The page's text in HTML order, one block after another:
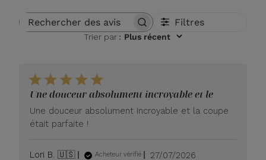
Rechercher des avis Filtres
Trier par : Plus récent
Une douceur absolument incroyable et le
Une douceur absolument incroyable et la coupe
était parfaite !
Lori B. 🇺🇸 Acheteur vérifié
Date
27/07/2026